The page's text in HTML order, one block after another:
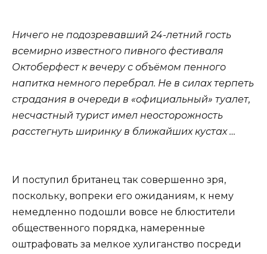
Ничего не подозревавший 24-летний гость
всемирно известного пивного фестиваля
Октоберфест к вечеру с объёмом пенного
напитка немного перебрал. Не в силах терпеть
страдания в очереди в «официальный» туалет,
несчастный турист имел неосторожность
расстегнуть ширинку в ближайших кустах …
И поступил британец так совершенно зря,
поскольку, вопреки его ожиданиям, к нему
немедленно подошли вовсе не блюстители
общественного порядка, намеренные
оштрафовать за мелкое хулиганство посреди